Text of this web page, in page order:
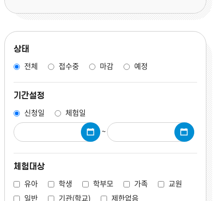
상태
전체 접수중 마감 예정
기간설정
신청일
체험일
~
체험대상
유아 학생 학부모 가족
교원
일반
기관(학교) 제한없음